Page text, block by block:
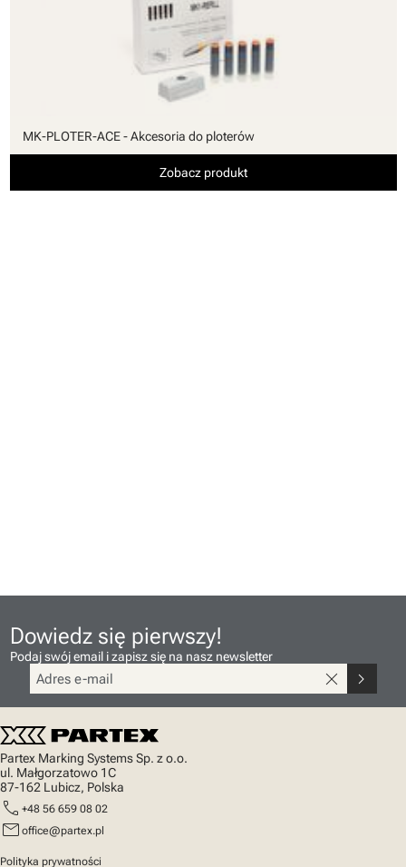
MK-PLOTER-ACE - Akcesoria do ploterów
Zobacz produkt
Dowiedz się pierwszy!
Podaj swój email i zapisz się na nasz newsletter
close chevron_right
Partex Marking Systems Sp. z o.o.
ul. Małgorzatowo 1C
87-162 Lubicz, Polska
call +48 56 659 08 02
mail office@partex.pl
Polityka prywatności